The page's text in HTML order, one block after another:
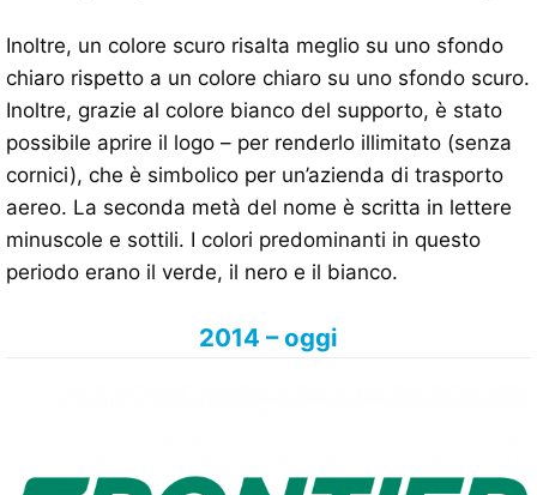
Inoltre, un colore scuro risalta meglio su uno sfondo
chiaro rispetto a un colore chiaro su uno sfondo scuro.
Inoltre, grazie al colore bianco del supporto, è stato
possibile aprire il logo – per renderlo illimitato (senza
cornici), che è simbolico per un’azienda di trasporto
aereo. La seconda metà del nome è scritta in lettere
minuscole e sottili. I colori predominanti in questo
periodo erano il verde, il nero e il bianco.
2014 – oggi